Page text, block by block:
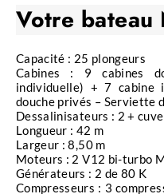
leurs épaves
admirant les
particulièrement
fascinant.
Les Brothers sont
requins renard,
océaniques,
dimension d’excitation
En plus des épaves et
Votre bateau
Capacité : 25 plongeurs
Cabines : 9 cabines
individuelle) + 7 cabine
douche privés – Serviette
Dessalinisateurs : 2 + cuve
Longueur : 42 m
Largeur : 8,50 m
Moteurs : 2 V12 bi-turbo
Générateurs : 2 de 80 K
Compresseurs : 3